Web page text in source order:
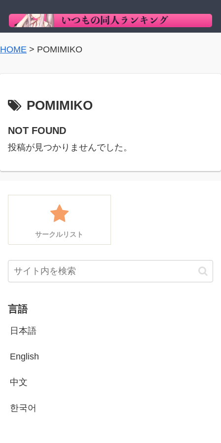
HOME > POMIMIKO
POMIMIKO
NOT FOUND
投稿が見つかりませんでした。
サークルリスト
言語
日本語
English
中文
한국어